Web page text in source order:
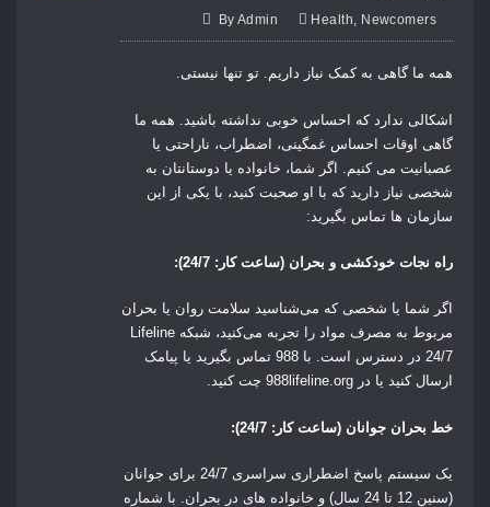
ByAdmin Health, Newcomers
همه ما گاهی به کمک نیاز داریم. تو تنها نیستی.
اشکالی ندارد که احساس خوبی نداشته باشید. همه ما
گاهی اوقات احساس غمگینی، اضطراب، ناراحتی یا
عصبانیت می کنیم. اگر شما، خانواده یا دوستانتان به
شخصی نیاز دارید که با او صحبت کنید، با یکی از این
سازمان ها تماس بگیرید:
راه نجات خودکشی و بحران (ساعت کار: 24/7):
اگر شما یا شخصی که می‌شناسید سلامت روان یا بحران
مربوط به مصرف مواد را تجربه می‌کنید، شبکه Lifeline
24/7 در دسترس است.
با 988تماس بگیرید یا پیامک
ارسال کنید یا در 988lifeline.org چت کنید.
خط بحران جوانان (ساعت کار: 24/7):
یک سیستم پاسخ اضطراری سراسری 24/7 برای جوانان
(سنین 12 تا 24 سال) و خانواده های در بحران.
با شماره